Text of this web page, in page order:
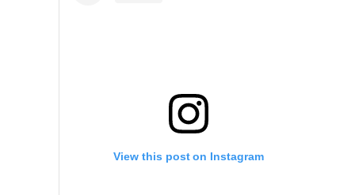
View this post on Instagram